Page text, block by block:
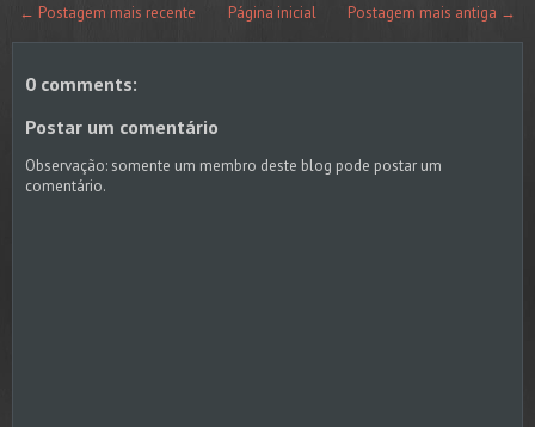
← Postagem mais recente Postagem mais antiga →
Página inicial
0 comments:
Postar um comentário
Observação: somente um membro deste blog pode postar um
comentário.